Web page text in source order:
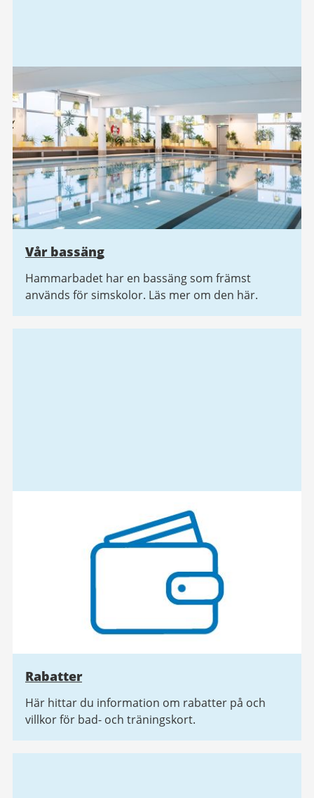
Vår bassäng
Hammarbadet har en bassäng som främst
används för simskolor. Läs mer om den här.
Rabatter
Här hittar du information om rabatter på och
villkor för bad- och träningskort.